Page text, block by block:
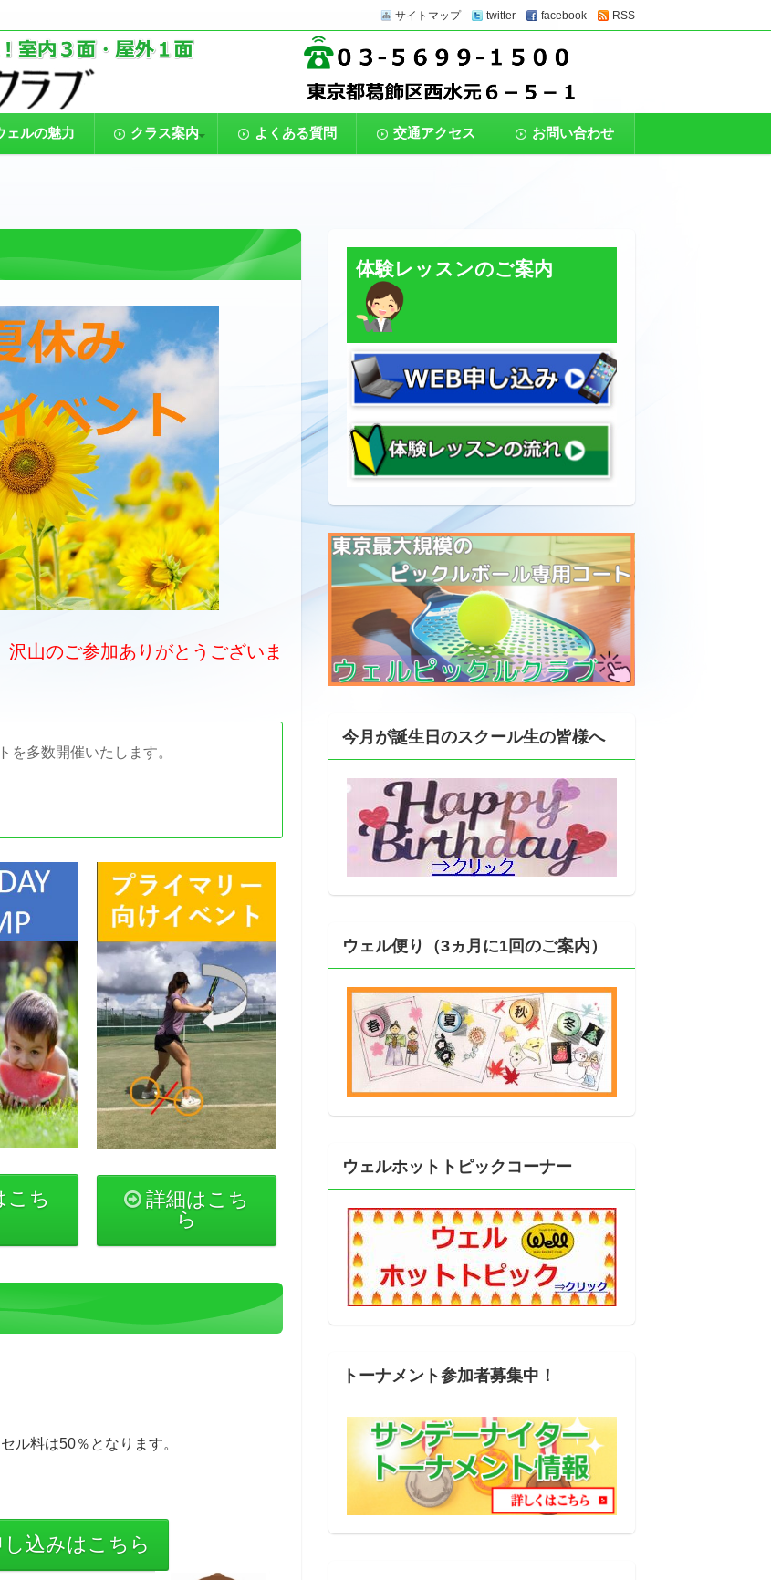
サイトマップ twitter facebook RSS
ススクール【ウェルラケットクラブ】
はじめてプレーする初心者から、大会での勝利を目指す上級者まで、幅広いレベルのクラスがありま
、親子でテニス、80代までプレーするシニアと、楽しくプレーできる環境をご用意。
ェルの魅力 クラス案内 よくある質問 交通アクセス お問い合わせ
山のご参加ありがとうございま
を多数開催いたします。
こち
詳細はこち
ら
ル料は50％となります。
込みはこちら
体験レッスンのご案内
今月が誕生日のスクール生の皆様へ
ウェル便り（3ヵ月に1回のご案内）
ウェルホットトピックコーナー
トーナメント参加者募集中！